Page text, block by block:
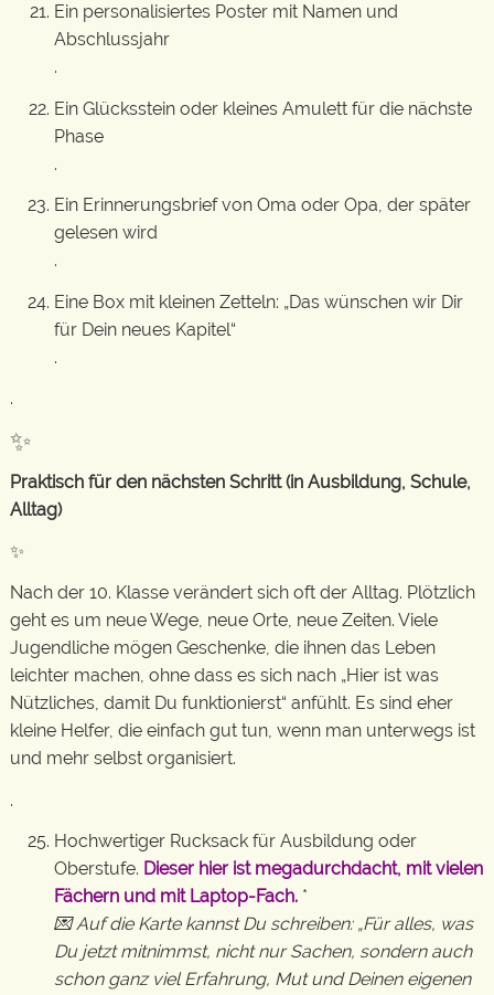
Ein personalisiertes Poster mit Namen und
Abschlussjahr
.
Ein Glücksstein oder kleines Amulett für die nächste
Phase
.
Ein Erinnerungsbrief von Oma oder Opa, der später
gelesen wird
.
Eine Box mit kleinen Zetteln: „Das wünschen wir Dir
für Dein neues Kapitel“
.
.
✨
Praktisch für den nächsten Schritt (in Ausbildung, Schule,
Alltag)
✨
Nach der 10. Klasse verändert sich oft der Alltag. Plötzlich
geht es um neue Wege, neue Orte, neue Zeiten. Viele
Jugendliche mögen Geschenke, die ihnen das Leben
leichter machen, ohne dass es sich nach „Hier ist was
Nützliches, damit Du funktionierst“ anfühlt. Es sind eher
kleine Helfer, die einfach gut tun, wenn man unterwegs ist
und mehr selbst organisiert.
.
Hochwertiger Rucksack für Ausbildung oder
Oberstufe. Dieser hier ist megadurchdacht, mit vielen
Fächern und mit Laptop-Fach. *
💌 Auf die Karte kannst Du schreiben: „Für alles, was
Du jetzt mitnimmst, nicht nur Sachen, sondern auch
schon ganz viel Erfahrung, Mut und Deinen eigenen